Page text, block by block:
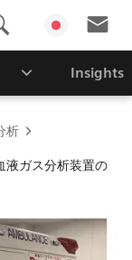
Insights
析
液ガス分析装置の